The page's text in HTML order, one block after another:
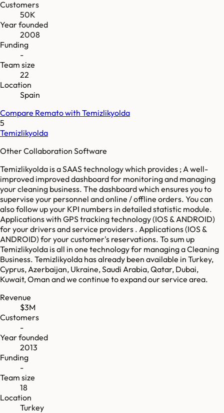
Customers
50K
Year founded
2008
Funding
-
Team size
22
Location
Spain
Compare Rematowith Temizlikyolda
5
Temizlikyolda
Other Collaboration Software
Temizlikyolda is a SAAS technology which provides ; A well-
improved improved dashboard for monitoring and managing
your cleaning business. The dashboard which ensures you to
supervise your personnel and online / offline orders. You can
also follow up your KPI numbers in detailed statistic module.
Applications with GPS tracking technology (IOS & ANDROID)
for your drivers and service providers . Applications (IOS &
ANDROID) for your customer's reservations. To sum up
Temizlikyolda is all in one technology for managing a Cleaning
Business. Temizlikyolda has already been available in Turkey,
Cyprus, Azerbaijan, Ukraine, Saudi Arabia, Qatar, Dubai,
Kuwait, Oman and we continue to expand our service area.
Revenue
$3M
Customers
-
Year founded
2013
Funding
-
Team size
18
Location
Turkey